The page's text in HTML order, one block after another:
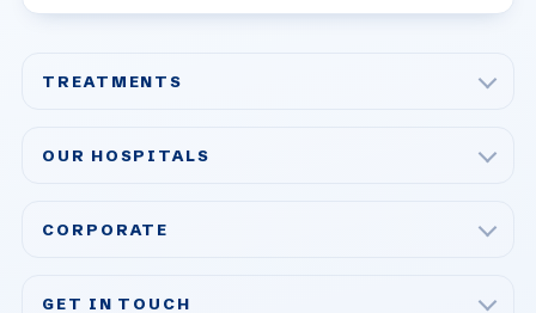
TREATMENTS
Bariatric & Metabolic Surgery
OUR HOSPITALS
Acibadem Ataşehir Hospital
CORPORATE
GET IN TOUCH